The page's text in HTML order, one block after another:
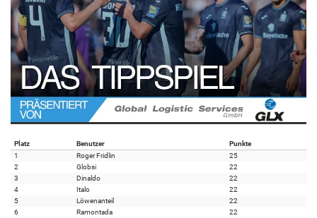
Platz Benutzer
Punkte
1
Roger Fridlin
25
2
Globsi
22
3
Dinaldo
22
4
Italo
22
5
Löwenanteil
22
6
Ramontada
22